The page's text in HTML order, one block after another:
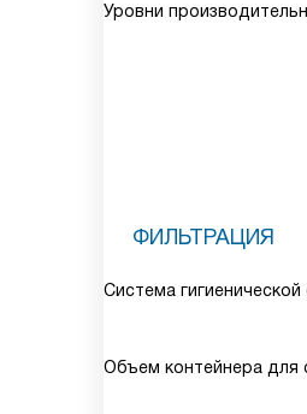
Уровни
ФИЛЬТРАЦИЯ
Система
Объем контейнера для